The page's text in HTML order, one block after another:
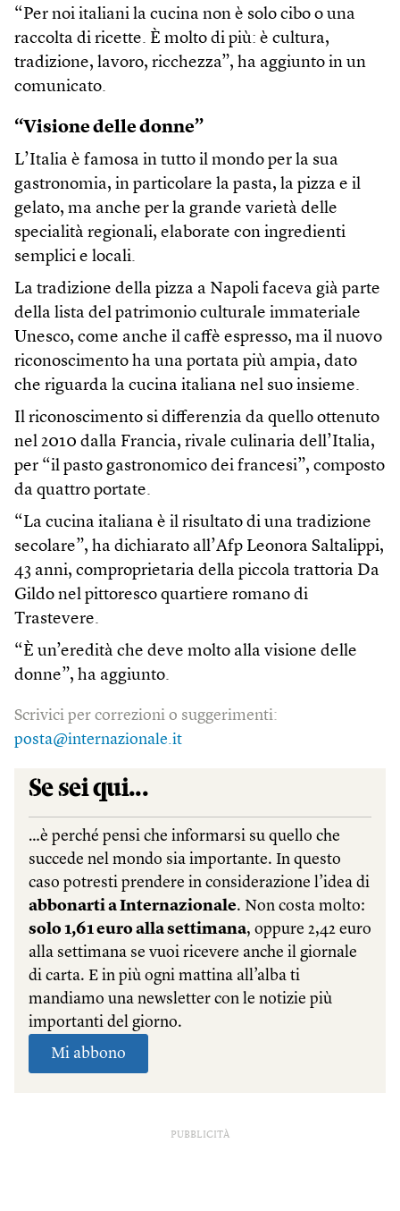
“Per noi italiani la cucina non è solo cibo o una
raccolta di ricette. È molto di più: è cultura,
tradizione, lavoro, ricchezza”, ha aggiunto in un
comunicato.
“Visione delle donne”
L’Italia è famosa in tutto il mondo per la sua
gastronomia, in particolare la pasta, la pizza e il
gelato, ma anche per la grande varietà delle
specialità regionali, elaborate con ingredienti
semplici e locali.
La tradizione della pizza a Napoli faceva già parte
della lista del patrimonio culturale immateriale
Unesco, come anche il caffè espresso, ma il nuovo
riconoscimento ha una portata più ampia, dato
che riguarda la cucina italiana nel suo insieme.
Il riconoscimento si differenzia da quello ottenuto
nel 2010 dalla Francia, rivale culinaria dell’Italia,
per “il pasto gastronomico dei francesi”, composto
da quattro portate.
“La cucina italiana è il risultato di una tradizione
secolare”, ha dichiarato all’Afp Leonora Saltalippi,
43 anni, comproprietaria della piccola trattoria Da
Gildo nel pittoresco quartiere romano di
Trastevere.
“È un’eredità che deve molto alla visione delle
donne”, ha aggiunto.
Scrivici per correzioni o suggerimenti:
posta@internazionale.it
PUBBLICITÀ